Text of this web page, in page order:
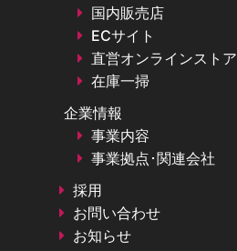
国内販売店
ECサイト
直営オンラインストア
在庫一掃
企業情報
事業内容
事業拠点･関連会社
採用
お問い合わせ
お知らせ